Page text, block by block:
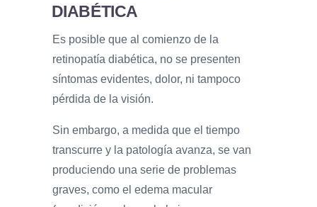
DIABÉTICA
Es posible que al comienzo de la
retinopatía diabética, no se presenten
síntomas evidentes, dolor, ni tampoco
pérdida de la visión.
Sin embargo, a medida que el tiempo
transcurre y la patología avanza, se van
produciendo una serie de problemas
graves, como el edema macular